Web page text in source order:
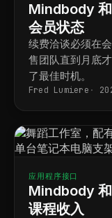
Mindbody
会员状态
续费洽谈必须在
售团队直到月底
了最佳时机。
Fred Lumiere
应用程序接口
Mindbody
课程收入